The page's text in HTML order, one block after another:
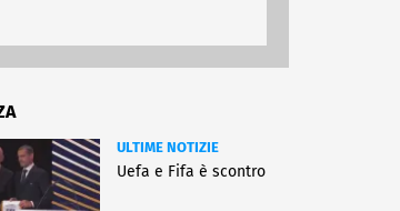
ULTIME NOTIZIE
Uefa e Fifa è scontro